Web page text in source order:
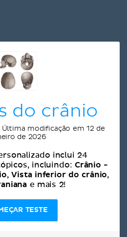
do crânio
Última modificação em 12 de
de 2026
inclui 24
incluindo: Crânio -
,Vista inferior do crânio,
e mais 2!
TESTE